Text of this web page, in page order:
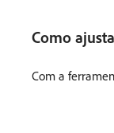
Como
Com a